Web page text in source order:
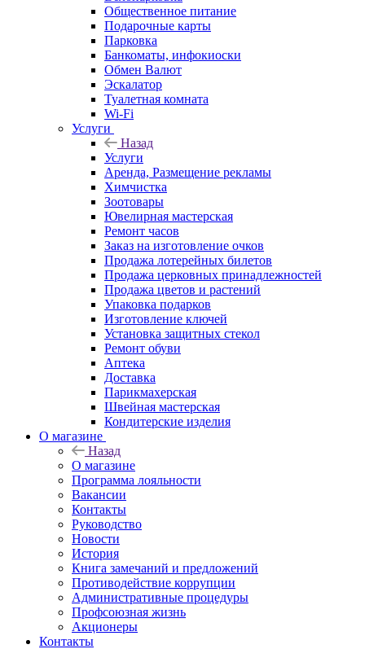
Общественное питание
Подарочные карты
Парковка
Банкоматы, инфокиоски
Обмен Валют
Эскалатор
Туалетная комната
Wi-Fi
Услуги
Назад
Услуги
Аренда, Размещение рекламы
Химчистка
Зоотовары
Ювелирная мастерская
Ремонт часов
Заказ на изготовление очков
Продажа лотерейных билетов
Продажа церковных принадлежностей
Продажа цветов и растений
Упаковка подарков
Изготовление ключей
Установка защитных стекол
Ремонт обуви
Аптека
Доставка
Парикмахерская
Швейная мастерская
Кондитерские изделия
О магазине
Назад
О магазине
Программа лояльности
Вакансии
Контакты
Руководство
Новости
История
Книга замечаний и предложений
Противодействие коррупции
Административные процедуры
Профсоюзная жизнь
Акционеры
Контакты